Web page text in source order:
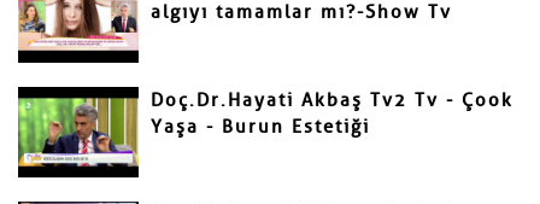
Mail
algıyı tamamlar mı?-Show Tv
Doç.Dr.Hayati Akbaş Tv2 Tv - Çook
Yaşa - Burun Estetiği